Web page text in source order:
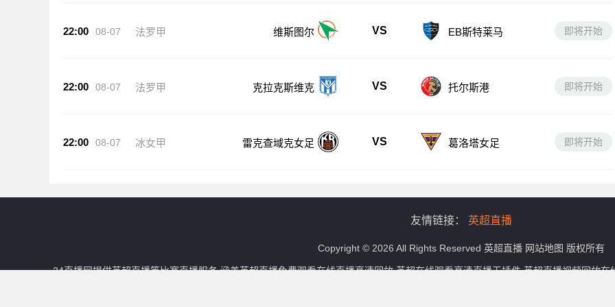
22:00 08-07 法罗甲 维斯图尔 VS EB斯特莱马 即将开始
22:00 08-07 法罗甲 克拉克斯维克 VS 托尔斯港 即将开始
22:00 08-07 冰女甲 雷克查域克女足 VS 葛洛塔女足 即将开始
友情链接： 英超直播
Copyright © 2026 All Rights Reserved 英超直播 网站地图 版权所有
24直播网提供英超直播等比赛直播服务,涵盖英超直播免费观看在线直播高清回放,英超在线观看高清直播无插件,英超直播视频回放